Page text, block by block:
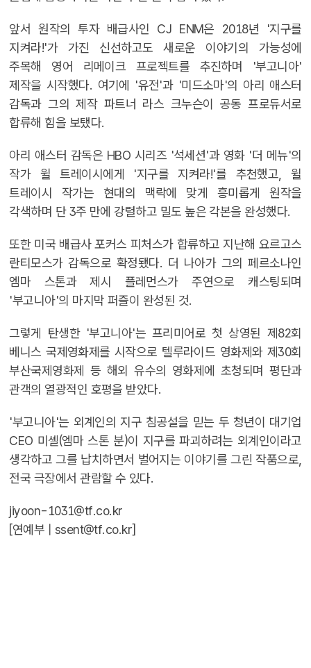
앞서 원작의 투자 배급사인 CJ ENM은 2018년 '지구를
지켜라!'가 가진 신선하고도 새로운 이야기의 가능성에
주목해 영어 리메이크 프로젝트를 추진하며 '부고니아'
제작을 시작했다. 여기에 '유전'과 '미드소마'의 아리 애스터
감독과 그의 제작 파트너 라스 크누슨이 공동 프로듀서로
합류해 힘을 보탰다.
아리 애스터 감독은 HBO 시리즈 '석세션'과 영화 '더 메뉴'의
작가 윌 트레이시에게 '지구를 지켜라!'를 추천했고, 윌
트레이시 작가는 현대의 맥락에 맞게 흥미롭게 원작을
각색하며 단 3주 만에 강렬하고 밀도 높은 각본을 완성했다.
또한 미국 배급사 포커스 피처스가 합류하고 지난해 요르고스
란티모스가 감독으로 확정됐다. 더 나아가 그의 페르소나인
엠마 스톤과 제시 플레먼스가 주연으로 캐스팅되며
'부고니아'의 마지막 퍼즐이 완성된 것.
그렇게 탄생한 '부고니아'는 프리미어로 첫 상영된 제82회
베니스 국제영화제를 시작으로 텔루라이드 영화제와 제30회
부산국제영화제 등 해외 유수의 영화제에 초청되며 평단과
관객의 열광적인 호평을 받았다.
'부고니아'는 외계인의 지구 침공설을 믿는 두 청년이 대기업
CEO 미셸(엠마 스톤 분)이 지구를 파괴하려는 외계인이라고
생각하고 그를 납치하면서 벌어지는 이야기를 그린 작품으로,
전국 극장에서 관람할 수 있다.
jiyoon-1031@tf.co.kr
[연예부 | ssent@tf.co.kr]